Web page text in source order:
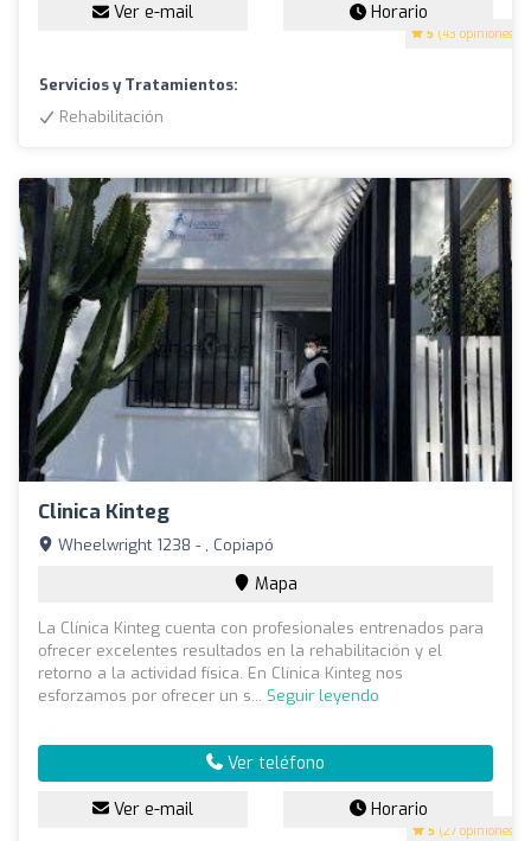
5 (43 opiniones)
Ver e-mail Horario
Servicios y Tratamientos:
Rehabilitación
Clinica Kinteg
5 (27 opiniones)
Wheelwright 1238 - , Copiapó
Mapa
La Clínica Kinteg cuenta con profesionales entrenados para
ofrecer excelentes resultados en la rehabilitación y el
retorno a la actividad física. En Clínica Kinteg nos
esforzamos por ofrecer un s... Seguir leyendo
Ver teléfono
Ver e-mail Horario